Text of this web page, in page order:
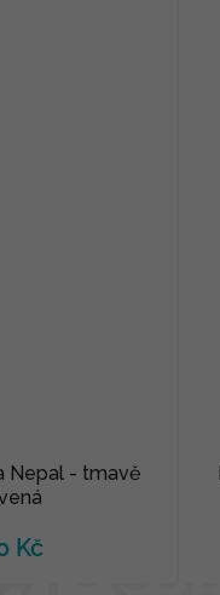
Nepal - tmavě
Kč